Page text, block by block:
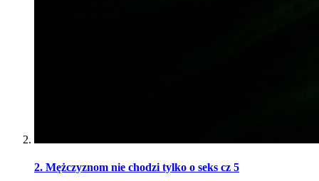
2. Mężczyznom nie chodzi tylko o seks cz 5